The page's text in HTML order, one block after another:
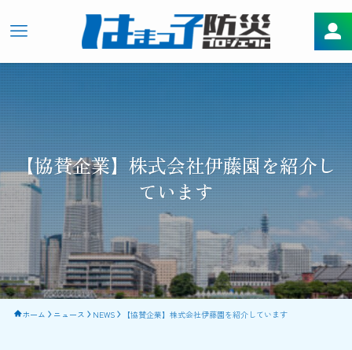
【協賛企業】株式会社伊藤園を紹介し
ています
ホーム ニュース NEWS 【協賛企業】株式会社伊藤園を紹介しています